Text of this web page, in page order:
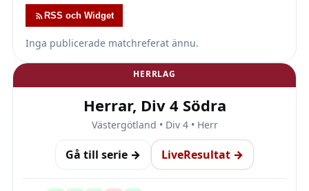
RSS och Widget
Inga publicerade matchreferat ännu.
HERRLAG
Herrar, Div 4 Södra
Västergötland • Div 4 • Herr
Gå till serie → LiveResultat →